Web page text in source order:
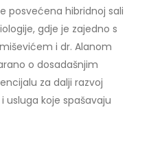
posvećena hibridnoj sali
gdje je zajedno s
i dr. Alanom
o dosadašnjim
za dalji razvoj
usluga koje spašavaju